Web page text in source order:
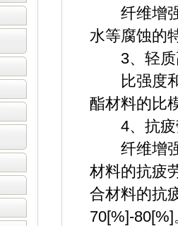
纤维增强
水等腐蚀的
3、轻质
比强度和
酯材料的比
4、抗疲
纤维增强
材料的抗疲
合材料的抗
70[%]-80[%]